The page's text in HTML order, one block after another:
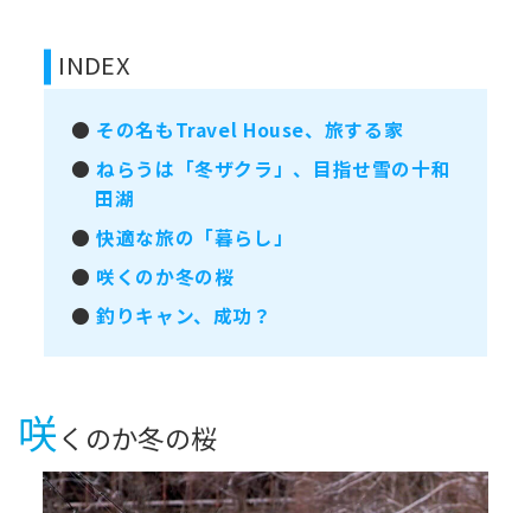
INDEX
● その名もTravel House、旅する家
●ねらうは「冬ザクラ」、目指せ雪の十和
田湖
●快適な旅の「暮らし」
● 咲くのか冬の桜
●釣りキャン、成功？
咲くのか冬の桜